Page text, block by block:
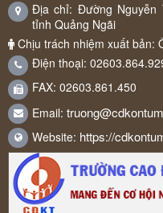
Địa chỉ: Đường Nguyễn
tỉnh Quảng Ngãi
Chịu trách nhiệm xuất bản:
Điện thoại:
FAX: 02603.861.450
Email:
Website: https://